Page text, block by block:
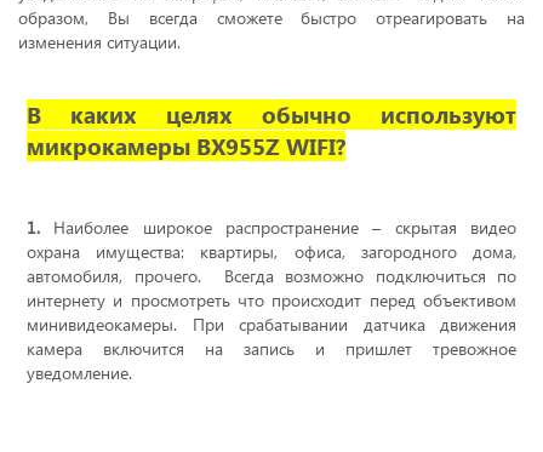
образом, Вы всегда сможете быстро отреагировать на
изменения ситуации.
В каких целях обычно используют
микрокамеры BX955Z WIFI?
1. Наиболее широкое распространение – скрытая видео
охрана имущества: квартиры, офиса, загородного дома,
автомобиля, прочего.
Всегда возможно подключиться по
интернету и просмотреть что происходит перед объективом
минивидеокамеры. При срабатывании датчика движения
камера включится на запись и пришлет тревожное
уведомление.